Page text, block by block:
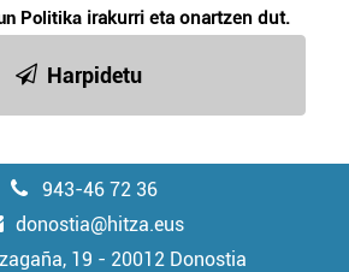
Politika irakurri eta onartzen dut.
Harpidetu
943-46 72 36
donostia@hitza.eus
19 - 20012 Donostia